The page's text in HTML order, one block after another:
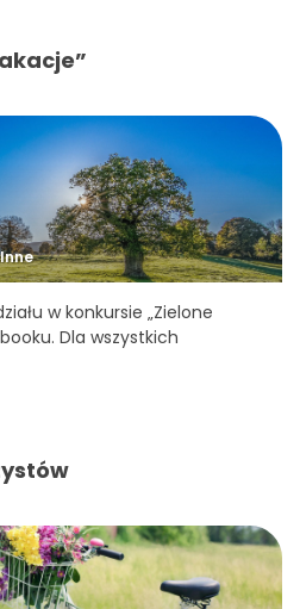
Inne
w konkursie „Zielone
Dla wszystkich